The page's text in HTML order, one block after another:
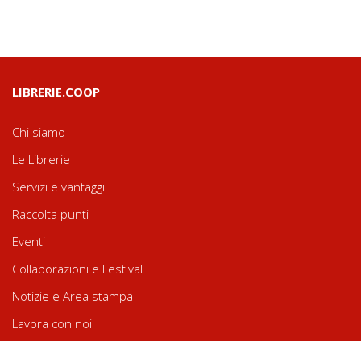
LIBRERIE.COOP
Chi siamo
Le Librerie
Servizi e vantaggi
Raccolta punti
Eventi
Collaborazioni e Festival
Notizie e Area stampa
Lavora con noi